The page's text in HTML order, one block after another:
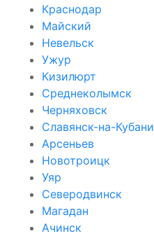
Краснодар
Майский
Невельск
Ужур
Кизилюрт
Среднеколымск
Черняховск
Славянск-на-Кубани
Арсеньев
Новотроицк
Уяр
Северодвинск
Магадан
Ачинск